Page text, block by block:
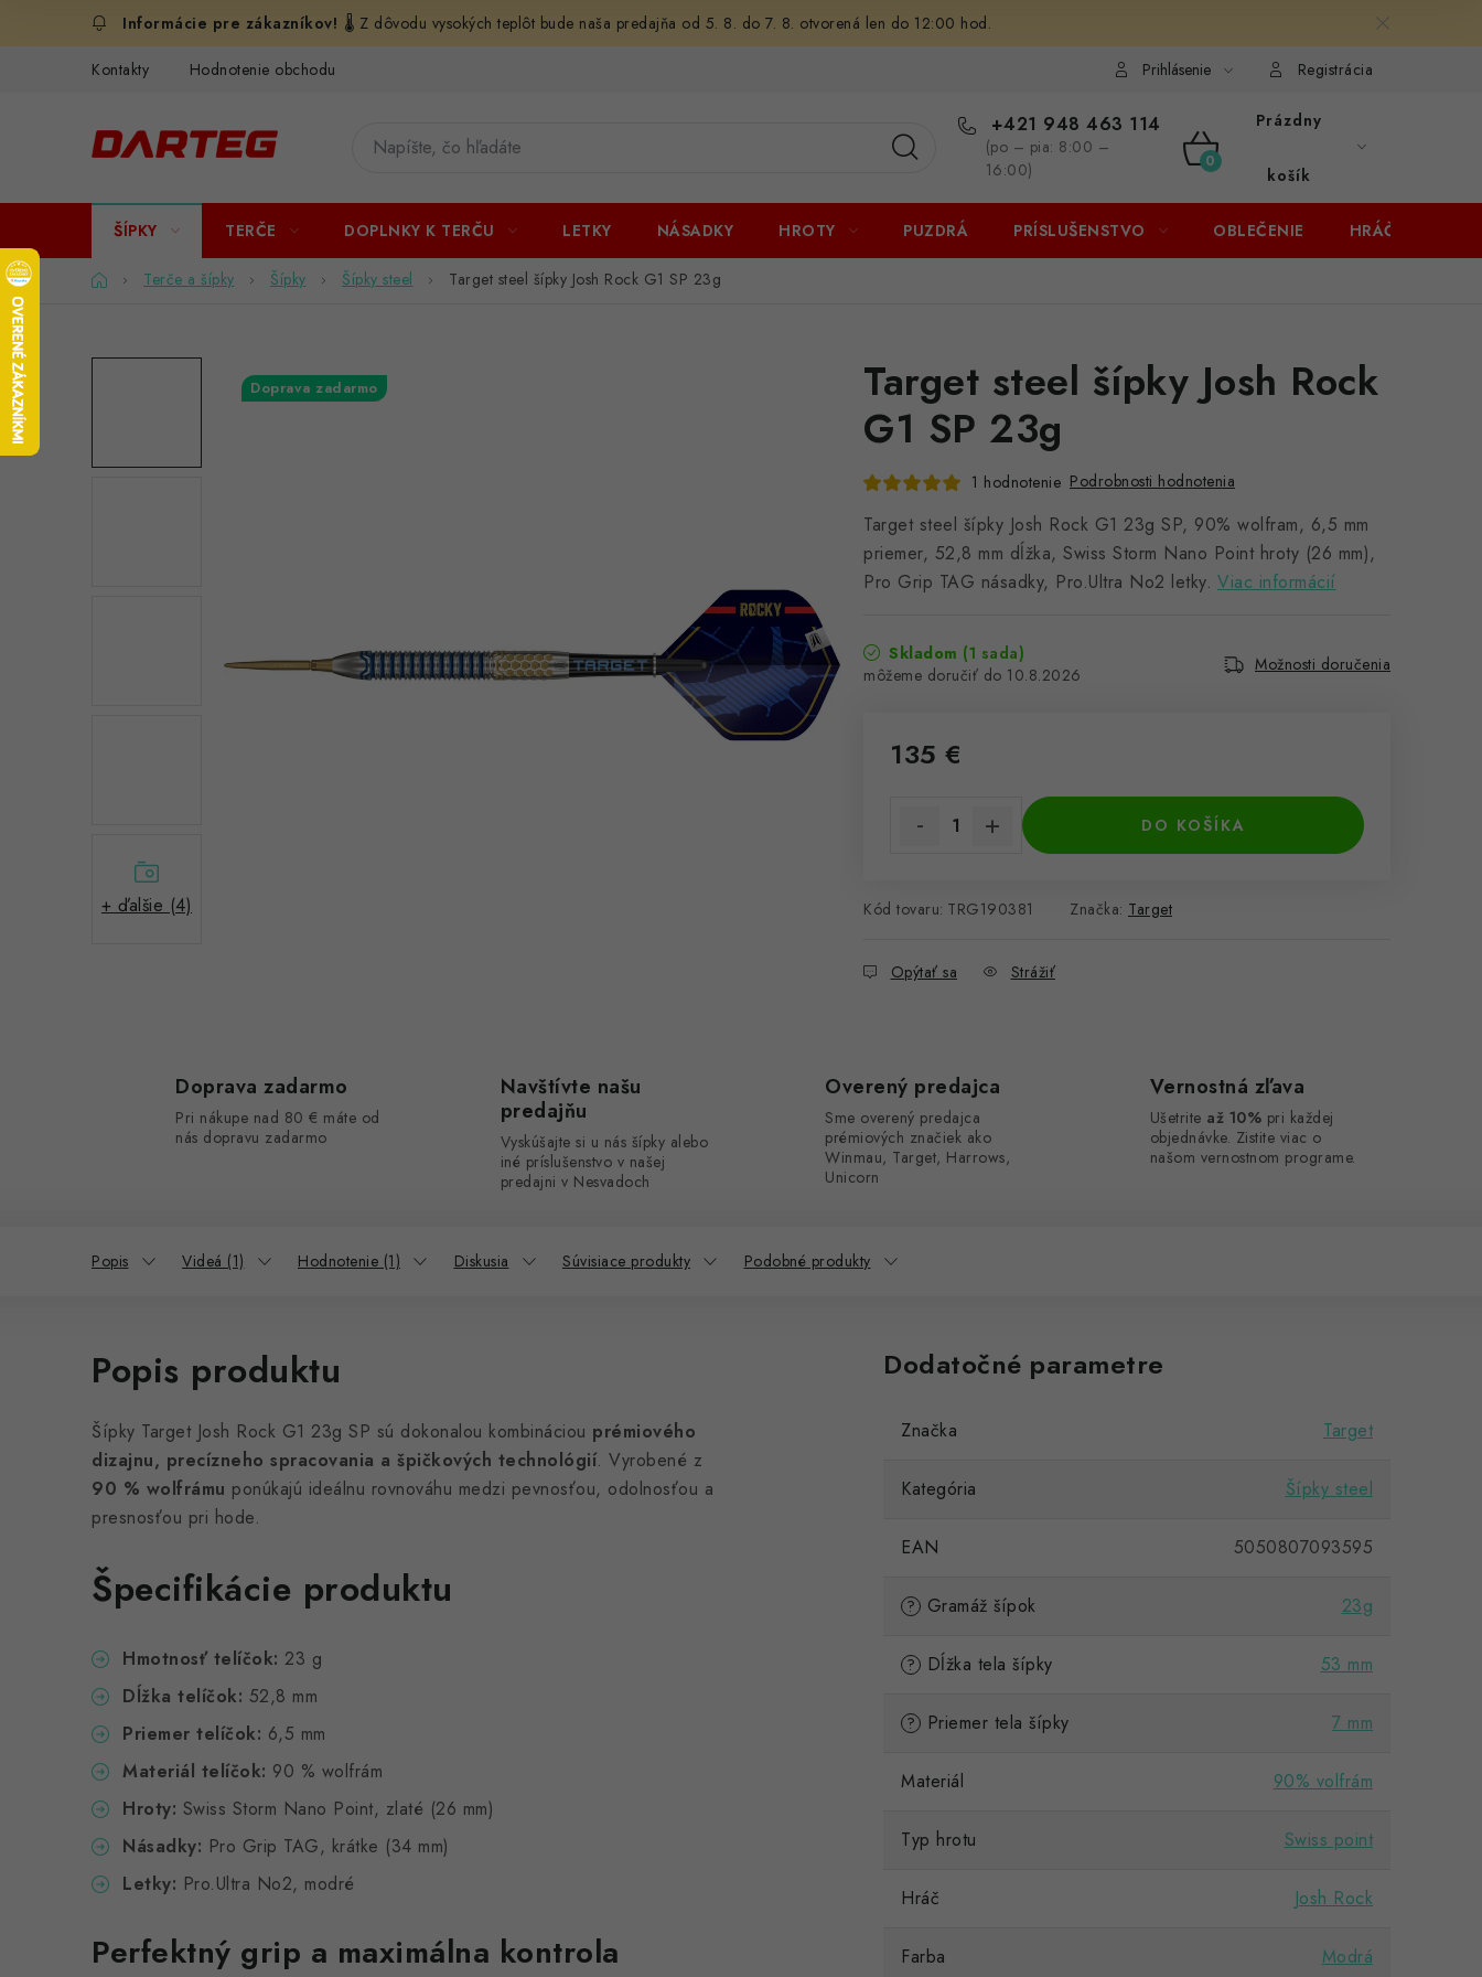
🌡️ Z dôvodu vysokých teplôt bude naša predajňa od 5. 8. do 7. 8. otvorená len do 12:00 hod.
Kontakty Hodnotenie obchodu Prihlásenie Registrácia
+421 948 463 114
(po – pia: 8:00 –
16:00)
NÁKUPNÝ
KOŠÍK
Prázdny
košík
ŠÍPKY TERČE DOPLNKY K TERČU LETKY NÁSADKY HROTY PUZDRÁ PRÍSLUŠENSTVO OBLEČENIE HRÁČI
DomovTerče a šípky Šípky Šípky steel Target steel šípky Josh Rock G1 SP 23g
+ ďalšie (4)
Target steel šípky Josh Rock
G1 SP 23g
1 hodnotenie Podrobnosti hodnotenia
Target steel šípky Josh Rock G1 23g SP, 90% wolfram, 6,5 mm
priemer, 52,8 mm dĺžka, Swiss Storm Nano Point hroty (26 mm),
Pro Grip TAG násadky, Pro.Ultra No2 letky. Viac informácií
Skladom (1 sada)
10.8.2026
Možnosti doručenia
135 €
DO KOŠÍKA
Kód tovaru: TRG190381 Značka: Target
Opýtať sa Strážiť
Doprava zadarmo
Doprava zadarmo
Pri nákupe nad 80 € máte od
nás dopravu zadarmo
Navštívte našu
predajňu
Vyskúšajte si u nás šípky alebo
iné príslušenstvo v našej
predajni v Nesvadoch
Overený predajca
Sme overený predajca
prémiových značiek ako
Winmau, Target, Harrows,
Unicorn
Vernostná zľava
Ušetrite až 10% pri každej
objednávke. Zistite viac o
našom vernostnom programe.
Popis Videá (1) Hodnotenie (1) Diskusia Súvisiace produkty Podobné produkty
Popis produktu
Šípky Target Josh Rock G1 23g SP sú dokonalou kombináciou prémiového
dizajnu, precízneho spracovania a špičkových technológií. Vyrobené z
90 % wolfrámu ponúkajú ideálnu rovnováhu medzi pevnosťou, odolnosťou a
presnosťou pri hode.
Špecifikácie produktu
Hmotnosť telíčok: 23 g
Dĺžka telíčok: 52,8 mm
Priemer telíčok: 6,5 mm
Materiál telíčok: 90 % wolfrám
Hroty: Swiss Storm Nano Point, zlaté (26 mm)
Násadky: Pro Grip TAG, krátke (34 mm)
Letky: Pro.Ultra No2, modré
Perfektný grip a maximálna kontrola
Dodatočné parametre
Značka Target
Kategória Šípky steel
EAN 5050807093595
? Gramáž šípok 23g
? Dĺžka tela šípky 53 mm
? Priemer tela šípky 7 mm
Materiál 90% volfrám
Typ hrotu Swiss point
Hráč Josh Rock
Farba Modrá